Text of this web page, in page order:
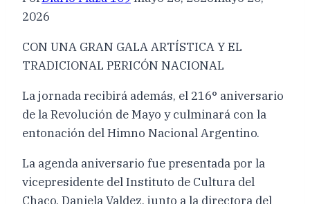
2026
CON UNA GRAN GALA ARTÍSTICA Y EL
TRADICIONAL PERICÓN NACIONAL
La jornada recibirá además, el 216° aniversario
de la Revolución de Mayo y culminará con la
entonación del Himno Nacional Argentino.
La agenda aniversario fue presentada por la
vicepresidente del Instituto de Cultura del
Chaco, Daniela Valdez, junto a la directora del